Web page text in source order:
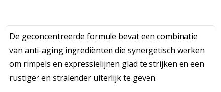
De geconcentreerde formule bevat een combinatie
van anti-aging ingrediënten die synergetisch werken
om rimpels en expressielijnen glad te strijken en een
rustiger en stralender uiterlijk te geven.